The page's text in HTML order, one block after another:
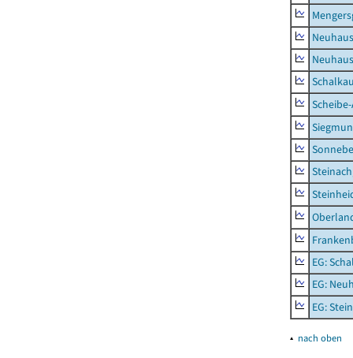
EG:
EG:
EG:
▴ nach oben